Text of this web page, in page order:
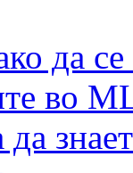
да
во